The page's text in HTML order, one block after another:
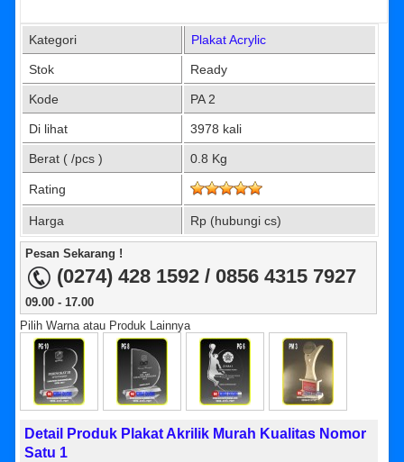
Kategori Plakat Acrylic
Stok Ready
Kode PA 2
Di lihat 3978 kali
Berat ( /pcs ) 0.8 Kg
Rating
Harga Rp (hubungi cs)
Pesan Sekarang !
(0274) 428 1592 / 0856 4315 7927
09.00 - 17.00
Pilih Warna atau Produk Lainnya
Detail Produk Plakat Akrilik Murah Kualitas Nomor
Satu 1